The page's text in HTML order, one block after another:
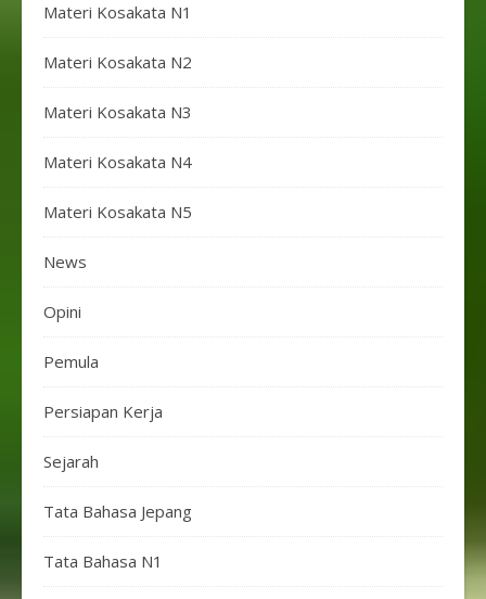
Materi Kosakata N1
Materi Kosakata N2
Materi Kosakata N3
Materi Kosakata N4
Materi Kosakata N5
News
Opini
Pemula
Persiapan Kerja
Sejarah
Tata Bahasa Jepang
Tata Bahasa N1